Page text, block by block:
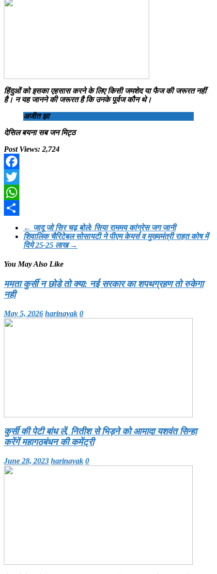
हिंदुओं को इसका एहसास करने के लिए किसी जमशेद या फैज की जरूरत नहीं
है। न यह जानने की जरूरत है कि उनके पूर्वज कौन थे।
अजीत झा
देसिल बयना सब जन मिट्ठ
Post Views: 2,724
Facebook
Twitter
WhatsApp
← जादू जो सिर चढ़ बोले: सिया राममय कांग्रेस जग जानी
शिवालिक चैरिटेबल सोसायटी ने पीएम केयर्स व मुख्यमंत्री राहत कोष में
दिये 25-25 लाख→
You May Also Like
ममता कुर्सी न छोडे तो क्या: नई सरकार का शपथग्रहण तो रुकेगा
नही
May 5, 2026 harinayak 0
कुर्सी की पेटी बांध लें, नितीश से भिड़ने को आमादा यशवंत सिन्हा
करेंगें महागठबंधन की कमेंट्री
June 28, 2023 harinayak 0